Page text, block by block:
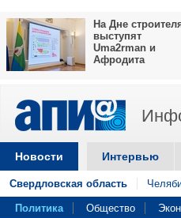
На Дне
выступят
Uma2rman и
Афродита
Новости Интервью
Свердловская область
Политика Общество